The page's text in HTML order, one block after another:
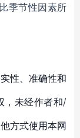
季节性因素所
性、准确性和
，未经作者和/
方式使用本网